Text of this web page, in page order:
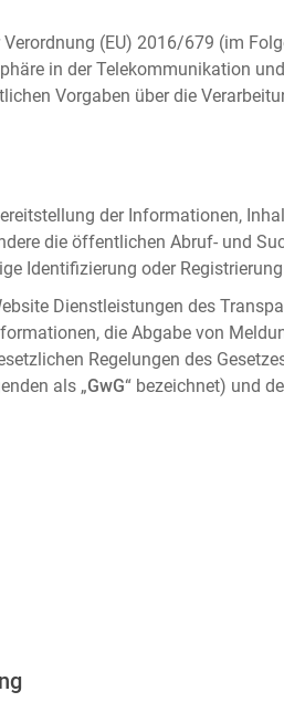
(EU) 2016/679 (im
in der Telekommunikation
Vorgaben über die
der Informationen,
die öffentlichen Abruf- und
Identifizierung oder
Dienstleistungen des
die Abgabe von
Regelungen des
als „GwG“ bezeichnet) und